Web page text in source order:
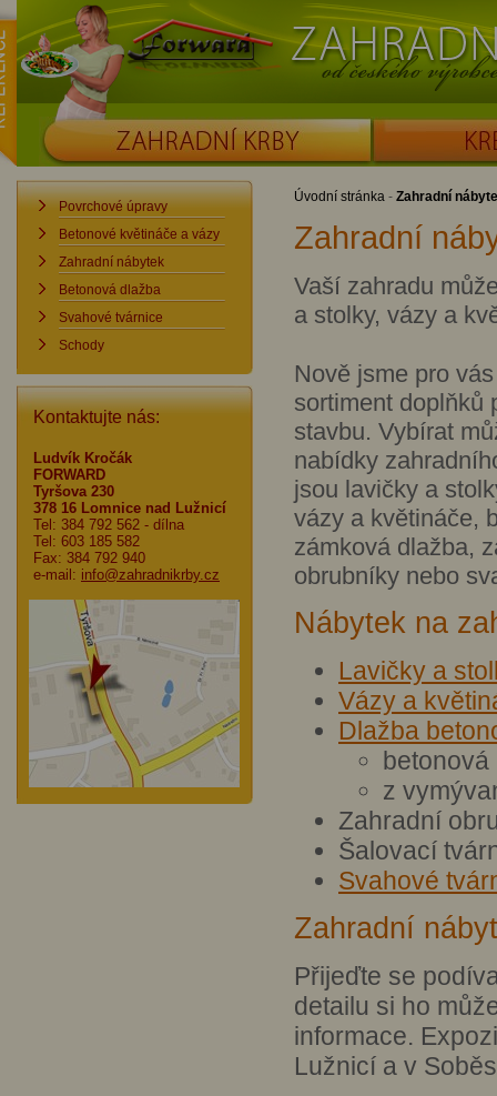
Forward Zahradní krby od
ZAHRADNÍ KRBY KRBOUDÍRNY
Povrchové úpravy
Betonové květináče a vázy
Zahradní nábytek
Betonová dlažba
Svahové tvárnice
Schody
Kontaktujte nás:
Ludvík Kročák
FORWARD
Tyršova 230
378 16 Lomnice nad Lužnicí
Tel: 384 792 562 - dílna
Tel: 603 185 582
Fax: 384 792 940
e-mail: info@zahradnikrby.cz
Úvodní stránka - Zahradní
Zahradní
Vaší zahradu
a stolky, vázy a
Nově jsme pro
sortiment doplňků
stavbu. Vybírat
nabídky
jsou lavičky a
vázy a květináče,
zámková dlažba,
obrubníky nebo
Nábytek na
Lavičky a
Vázy a
Dlažba
betonová
z
Zahradní
Šalovací
Svahové
Zahradní
Přijeďte se
detailu si ho
informace.
Lužnicí a v